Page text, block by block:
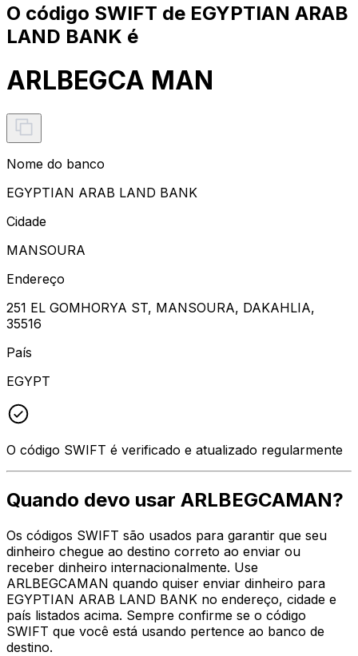
O código SWIFT de EGYPTIAN ARAB
LAND BANK é
ARLBEGCA MAN
Nome do banco
EGYPTIAN ARAB LAND BANK
Cidade
MANSOURA
Endereço
251 EL GOMHORYA ST, MANSOURA, DAKAHLIA,
35516
País
EGYPT
O código SWIFT é verificado e atualizado regularmente
Quando devo usar ARLBEGCAMAN?
Os códigos SWIFT são usados para garantir que seu
dinheiro chegue ao destino correto ao enviar ou
receber dinheiro internacionalmente. Use
ARLBEGCAMAN quando quiser enviar dinheiro para
EGYPTIAN ARAB LAND BANK no endereço, cidade e
país listados acima. Sempre confirme se o código
SWIFT que você está usando pertence ao banco de
destino.